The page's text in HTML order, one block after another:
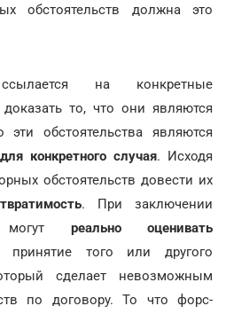
обстоятельств должна это
на конкретные
то, что они являются
обстоятельства являются
для конкретного случая. Исходя
обстоятельств довести их
. При заключении
могут реально оценивать
того или другого
сделает невозможным
по договору. То что форс-